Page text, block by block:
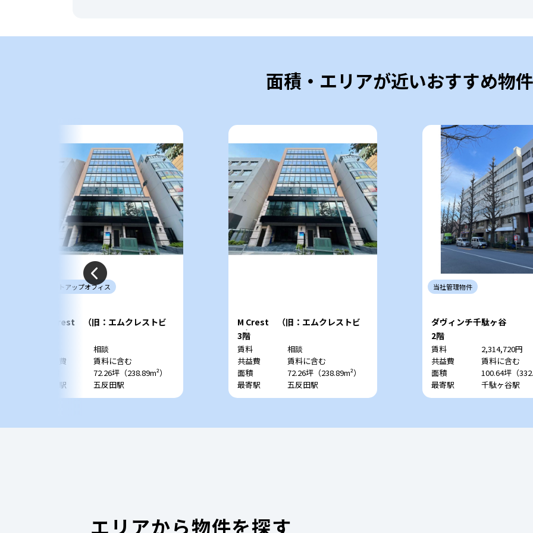
面積・エリアが近いおすすめ物件
セットアップオフィス
M Crest （旧：エムクレストビ
相談
共益費
賃料に含む
72.26坪（238.89m²）
最寄駅
五反田駅
M Crest （旧：エムクレストビ
ル）
3階
賃料
相談
共益費
賃料に含む
面積
72.26坪（238.89m²）
最寄駅
五反田駅
当社管理物件
ダヴィンチ千駄ヶ谷
2階
賃料
2,314,720円
共益費
賃料に含む
面積
100.64坪（
最寄駅
千駄ヶ谷駅
エリアから物件を探す